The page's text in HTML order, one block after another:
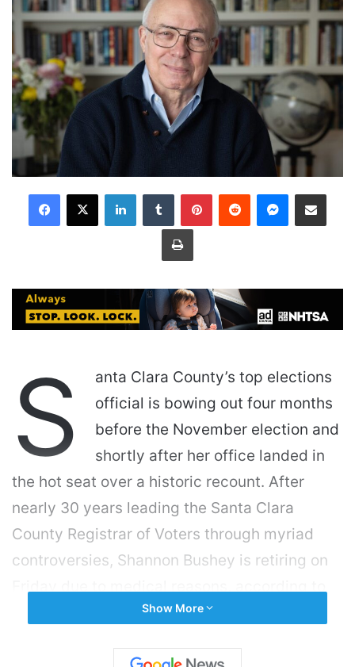
LinkedInTumblr PinterestReddit Messenger
Share via Email
Print
S
anta Clara County’s top elections
official is bowing out four months
before the November election and
shortly after her office landed in
the hot seat over a historic recount. After
nearly 30 years leading the Santa Clara
County Registrar of Voters through myriad
controversies, Shannon Bushey is retiring on
spokesperson Steve Goltiao. He declined to
Show More